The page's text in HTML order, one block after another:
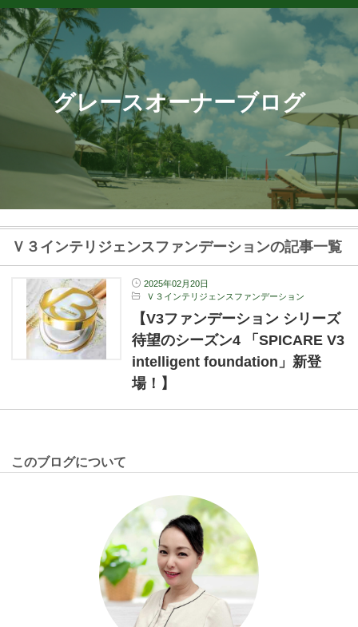
グレースオーナーブログ
Ｖ３インテリジェンスファンデーションの記事一覧
2025年02月20日
Ｖ３インテリジェンスファンデーション
【V3ファンデーション シリーズ
待望のシーズン4 「SPICARE V3
intelligent foundation」新登
場！】
このブログについて